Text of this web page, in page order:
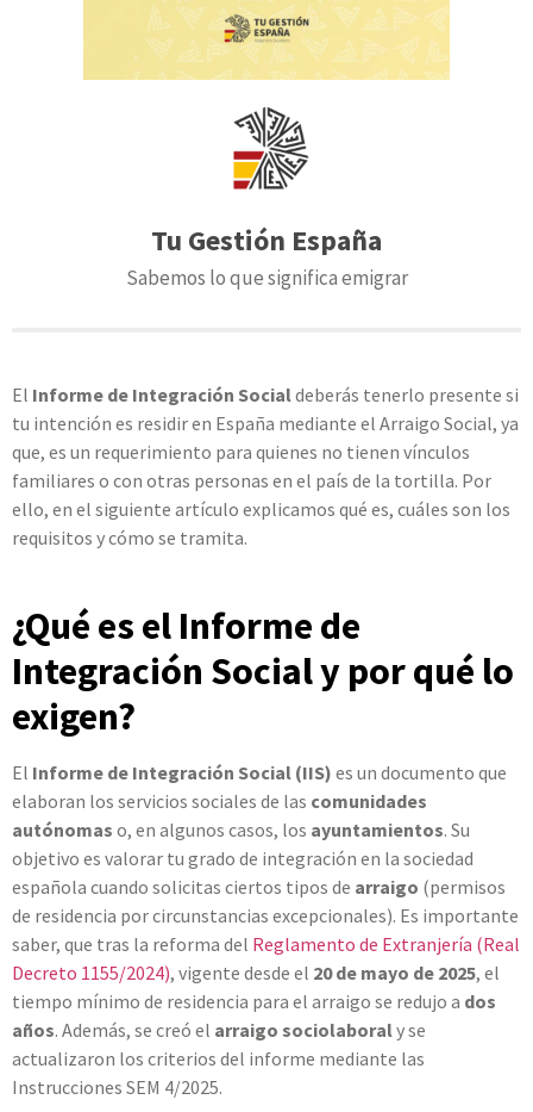
Tu Gestión España
Sabemos lo que significa emigrar
El Informe de Integración Social deberás tenerlo presente si
tu intención es residir en España mediante el Arraigo Social, ya
que, es un requerimiento para quienes no tienen vínculos
familiares o con otras personas en el país de la tortilla. Por
ello, en el siguiente artículo explicamos qué es, cuáles son los
requisitos y cómo se tramita.
¿Qué es el Informe de
Integración Social y por qué lo
exigen?
El Informe de Integración Social (IIS) es un documento que
elaboran los servicios sociales de las comunidades
autónomas o, en algunos casos, los ayuntamientos. Su
objetivo es valorar tu grado de integración en la sociedad
española cuando solicitas ciertos tipos de arraigo (permisos
de residencia por circunstancias excepcionales). Es importante
saber, que tras la reforma del Reglamento de Extranjería (Real
Decreto 1155/2024), vigente desde el 20 de mayo de 2025, el
tiempo mínimo de residencia para el arraigo se redujo a dos
años. Además, se creó el arraigo sociolaboraly se
actualizaron los criterios del informe mediante las
Instrucciones SEM 4/2025.